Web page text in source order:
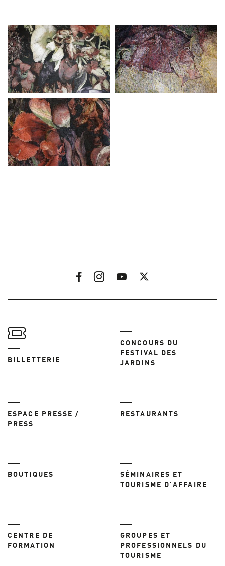
BILLETTERIE
CONCOURS DU
FESTIVAL DES
JARDINS
ESPACE PRESSE /
PRESS
RESTAURANTS
BOUTIQUES
SÉMINAIRES ET
TOURISME D'AFFAIRE
CENTRE DE
FORMATION
GROUPES ET
PROFESSIONNELS DU
TOURISME